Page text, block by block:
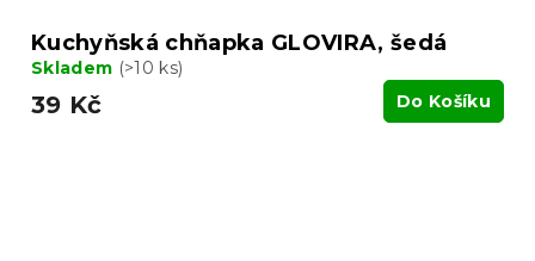
Kuchyňská chňapka GLOVIRA, šedá
Skladem (>10 ks)
39 Kč Do Košíku